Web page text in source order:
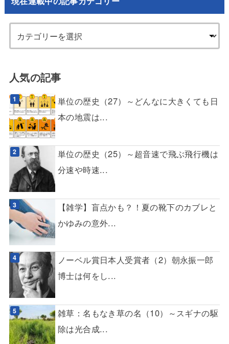
人気の記事
単位の歴史（27）～どんなに大きくても日
本の地震は...
単位の歴史（25）～超音速で飛ぶ飛行機は
分速や時速...
【雑学】盲点かも？！夏の靴下のカブレと
かゆみの意外...
ノーベル賞日本人受賞者（2）朝永振一郎
博士は何をし...
雑草：名もなき草の名（10）～スギナの駆
除は光合成...